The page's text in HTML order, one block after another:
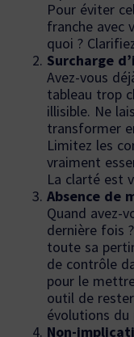
Pour éviter
franche avec
quoi ?
Surcharge
Avez-vous
tableau trop
illisible. Ne
transformer
Limitez les
vraiment
La clarté est
Absence de
Quand avez-
dernière fois
toute sa
de contrôle
pour le
outil de
évolutions du
Non-